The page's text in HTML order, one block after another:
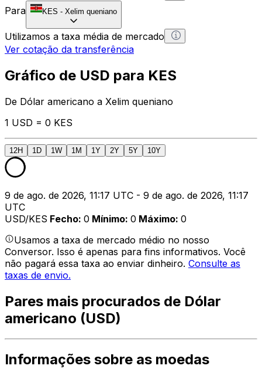
Para
KES - Xelim queniano
Utilizamos a taxa média de mercado
Ver cotação da transferência
Gráfico de USD para KES
De Dólar americano a Xelim queniano
1 USD = 0 KES
12H 1D 1W 1M 1Y 2Y 5Y 10Y
9 de ago. de 2026, 11:17 UTC - 9 de ago. de 2026, 11:17
UTC
USD/KES Fecho: 0 Mínimo: 0 Máximo: 0
Usamos a taxa de mercado médio no nosso
Conversor. Isso é apenas para fins informativos. Você
não pagará essa taxa ao enviar dinheiro. Consulte as
taxas de envio.
Pares mais procurados de Dólar
americano (USD)
Informações sobre as moedas